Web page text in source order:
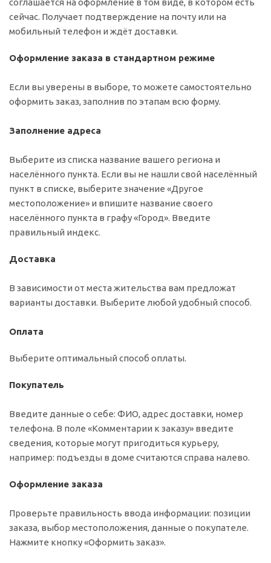
соглашается на оформление в том виде, в котором есть
сейчас. Получает подтверждение на почту или на
мобильный телефон и ждёт доставки.
Оформление заказа в стандартном режиме
Если вы уверены в выборе, то можете самостоятельно
оформить заказ, заполнив по этапам всю форму.
Заполнение адреса
Выберите из списка название вашего региона и
населённого пункта. Если вы не нашли свой населённый
пункт в списке, выберите значение «Другое
местоположение» и впишите название своего
населённого пункта в графу «Город». Введите
правильный индекс.
Доставка
В зависимости от места жительства вам предложат
варианты доставки. Выберите любой удобный способ.
Оплата
Выберите оптимальный способ оплаты.
Покупатель
Введите данные о себе: ФИО, адрес доставки, номер
телефона. В поле «Комментарии к заказу» введите
сведения, которые могут пригодиться курьеру,
например: подъезды в доме считаются справа налево.
Оформление заказа
Проверьте правильность ввода информации: позиции
заказа, выбор местоположения, данные о покупателе.
Нажмите кнопку «Оформить заказ».